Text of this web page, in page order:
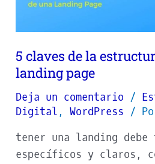
5 claves de la
landing page
Deja un comentario /
Digital,WordPress /
tener una landing
específicos y claros,